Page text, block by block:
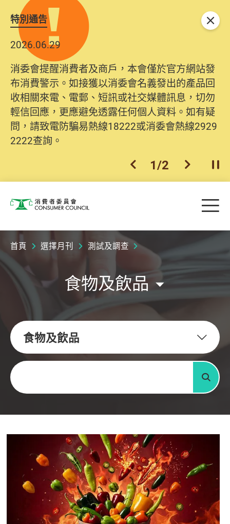
特別通告
2026.06.29
消委會提醒消費者及商戶，本會僅於官方網站發
布消費警示。如接獲以消委會名義發出的產品回
收相關來電、電郵、短訊或社交媒體訊息，切勿
輕信回應，更應避免透露任何個人資料。如有疑
問，請致電防騙易熱線18222或消委會熱線2929
2222查詢。
上一個
1/2 下一個開
關閉
消費者委員會 目
首頁 選擇月刊 測試及調查
食物及飲品
食物及飲品
關鍵字
搜尋